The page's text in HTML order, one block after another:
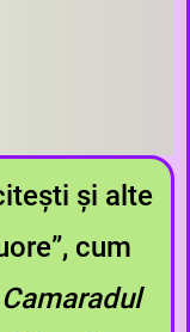
și alte
cum